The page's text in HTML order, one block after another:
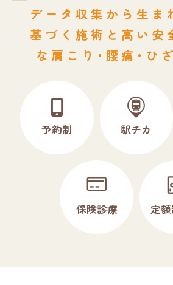
データ収集から生ま
基づく施術と高い安
な肩こり･腰痛･ひ
予約制 駅チカ
保険診療 定額